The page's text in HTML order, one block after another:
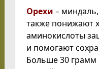
Орехи –
также понижают
аминокислоты
и помогают
Больше 30 грамм